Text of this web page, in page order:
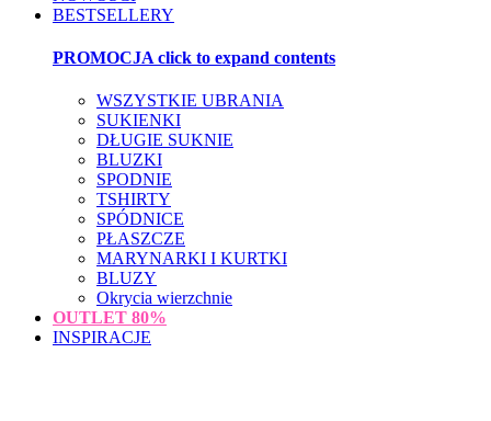
BESTSELLERY
PROMOCJA click to expand contents
WSZYSTKIE UBRANIA
SUKIENKI
DŁUGIE SUKNIE
BLUZKI
SPODNIE
TSHIRTY
SPÓDNICE
PŁASZCZE
MARYNARKI I KURTKI
BLUZY
Okrycia wierzchnie
OUTLET 80%
INSPIRACJE